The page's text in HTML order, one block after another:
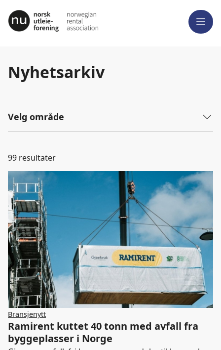
Meny
Nyhetsarkiv
Velg område
99 resultater
Bransjenytt
Ramirent kuttet 40 tonn med avfall fra
byggeplasser i Norge